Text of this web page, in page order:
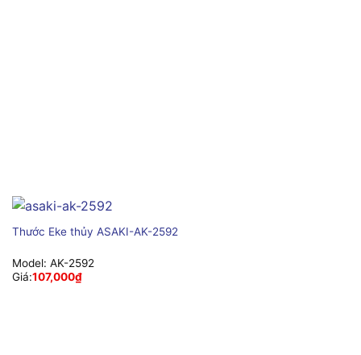
Thước Eke thủy ASAKI-AK-2592
Model: AK-2592
Giá:107,000₫